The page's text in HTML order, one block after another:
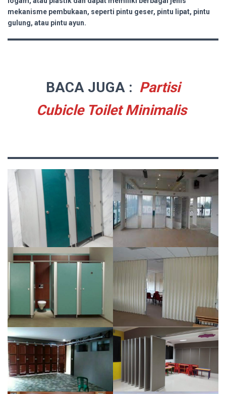
mekanisme pembukaan, seperti pintu geser, pintu lipat, pintu
gulung, atau pintu ayun.
BACA JUGA : Partisi
Cubicle Toilet Minimalis